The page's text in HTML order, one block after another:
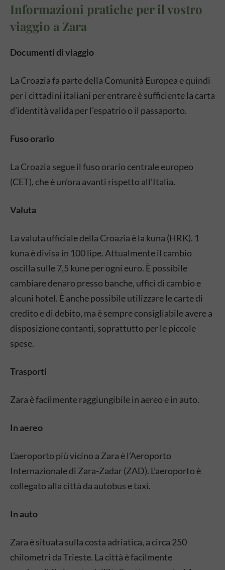
Informazioni pratiche per il vostro
viaggio a Zara
Documenti di viaggio
La Croazia fa parte della Comunità Europea e quindi
per i cittadini italiani per entrare è sufficiente la carta
d’identità valida per l’espatrio o il passaporto.
Fuso orario
La Croazia segue il fuso orario centrale europeo
(CET), che è un’ora avanti rispetto all’Italia.
Valuta
La valuta ufficiale della Croazia è la kuna (HRK). 1
kuna è divisa in 100 lipe. Attualmente il cambio
oscilla sulle 7,5 kune per ogni euro. È possibile
cambiare denaro presso banche, uffici di cambio e
alcuni hotel. È anche possibile utilizzare le carte di
credito e di debito, ma è sempre consigliabile avere a
disposizione contanti, soprattutto per le piccole
spese.
Trasporti
Zara è facilmente raggiungibile in aereo e in auto.
In aereo
L’aeroporto più vicino a Zara è l’Aeroporto
Internazionale di Zara-Zadar (ZAD). L’aeroporto è
collegato alla città da autobus e taxi.
In auto
Zara è situata sulla costa adriatica, a circa 250
chilometri da Trieste. La città è facilmente